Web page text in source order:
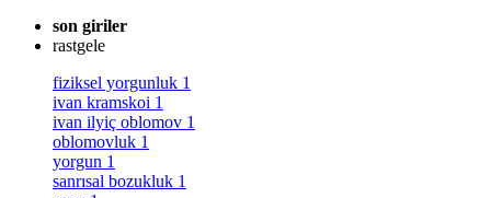
son giriler
rastgele
fiziksel yorgunluk 1
ivan kramskoi 1
ivan ilyiç oblomov 1
oblomovluk 1
yorgun 1
sanrısal bozukluk 1